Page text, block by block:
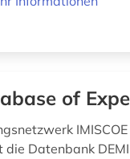
of
die Datenbank